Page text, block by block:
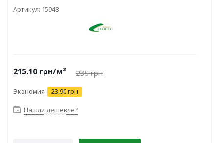
Артикул: 15948
215.10 грн/м² 239грн
Экономия 23.90 грн
Нашли дешевле?